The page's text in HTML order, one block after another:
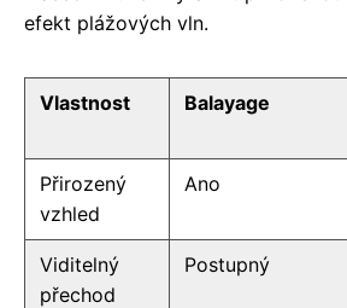
efekt plážových vln.
Vlastnost Balayage
Přirozený
vzhled
Ano
Viditelný
přechod
Postupný